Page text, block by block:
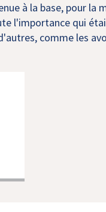
à la base, pour
l'importance qui
comme les